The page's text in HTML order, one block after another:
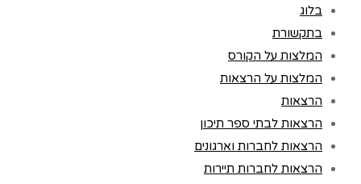
בלוג
בתקשורת
המלצות על הקורס
המלצות על הרצאות
הרצאות
הרצאות לבתי ספר תיכון
הרצאות לחברות וארגונים
הרצאות לחברות תיירות